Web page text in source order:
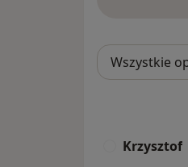
Krzysztof